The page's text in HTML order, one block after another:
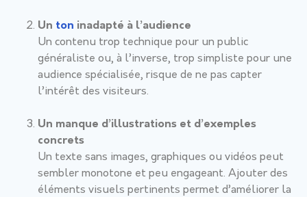
Un ton inadapté à l’audience
Un contenu trop technique pour un public
généraliste ou, à l’inverse, trop simpliste pour une
audience spécialisée, risque de ne pas capter
l’intérêt des visiteurs.
Un manque d’illustrations et d’exemples
concrets
Un texte sans images, graphiques ou vidéos peut
sembler monotone et peu engageant. Ajouter des
éléments visuels pertinents permet d’améliorer la